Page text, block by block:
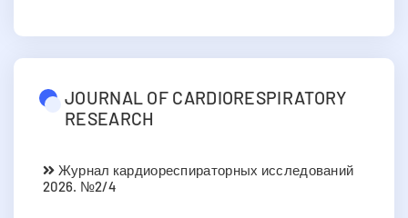
JOURNAL OF CARDIORESPIRATORY
RESEARCH
Журнал кардиореспираторных исследований
2026. №2/4